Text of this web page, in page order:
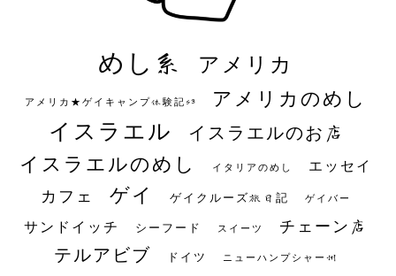
めし系 アメリカ
アメリカ★ゲイキャンプ体験記S3 アメリカのめし
イスラエル イスラエルのお店
イスラエルのめし イタリアのめし エッセイ
カフェ ゲイ ゲイクルーズ旅日記 ゲイバー
サンドイッチ シーフード スイーツ チェーン店
テルアビブ ドイツ ニューハンプシャー州